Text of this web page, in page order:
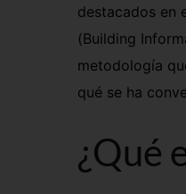
destacados en
(Building
metodología
qué se ha
¿Qué